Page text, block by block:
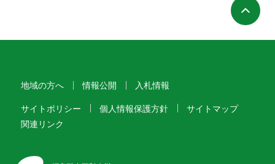
地域の方へ 情報公開 入札情報
サイトポリシー 個人情報保護方針
サイトマップ
関連リンク